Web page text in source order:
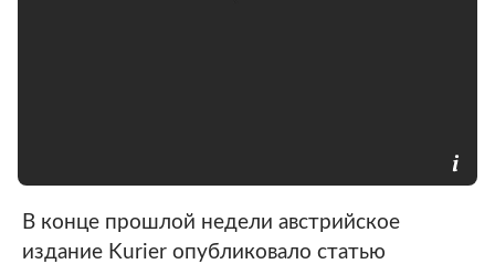
В конце прошлой недели австрийское
издание Kurier опубликовало статью